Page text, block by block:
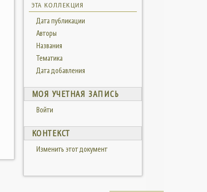
ЭТА КОЛЛЕКЦИЯ
Дата публикации
Авторы
Названия
Тематика
Дата добавления
МОЯ УЧЕТНАЯ ЗАПИСЬ
Войти
КОНТЕКСТ
Изменить этот документ